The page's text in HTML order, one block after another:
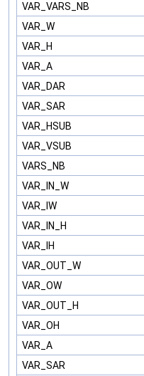
VAR_VARS_NB
VAR_W
VAR_H
VAR_A
VAR_DAR
VAR_SAR
VAR_HSUB
VAR_VSUB
VARS_NB
VAR_IN_W
VAR_IW
VAR_IN_H
VAR_IH
VAR_OUT_W
VAR_OW
VAR_OUT_H
VAR_OH
VAR_A
VAR_SAR